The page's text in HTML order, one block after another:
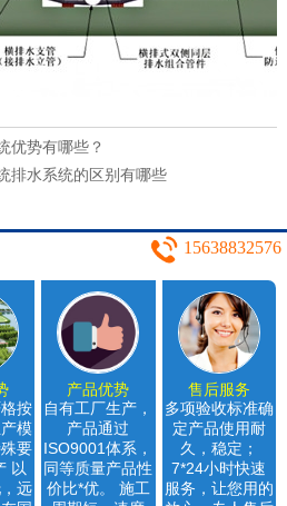
优势有哪些？
排水系统的区别有哪些
15638832576
按
模
要
以
远
产品优势
自有工厂生产，
产品通过
ISO9001体系，
同等质量产品性
价比*优。 施工
售后服务
多项验收标准确
定产品使用耐
久，稳定；
7*24小时快速
服务，让您用的